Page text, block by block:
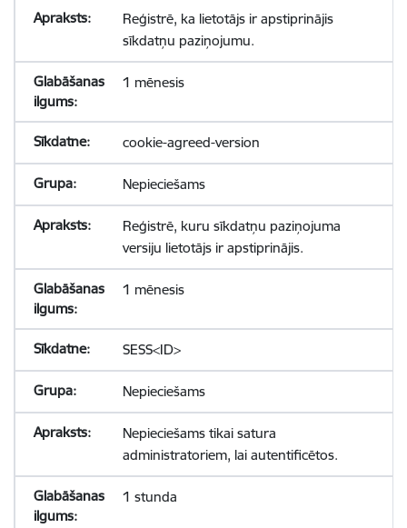
Reģistrē, ka lietotājs ir apstiprinājis
sīkdatņu paziņojumu.
1 mēnesis
cookie-agreed-version
Nepieciešams
Reģistrē, kuru sīkdatņu paziņojuma
versiju lietotājs ir apstiprinājis.
1 mēnesis
SESS<ID>
Nepieciešams
Nepieciešams tikai satura
administratoriem, lai autentificētos.
1 stunda